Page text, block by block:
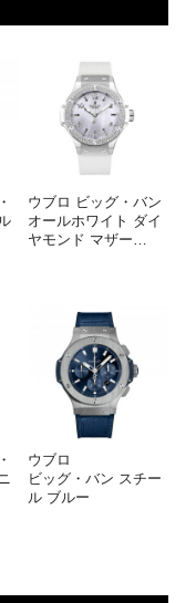
ウブロ ビッグ・バン
オールホワイト ダイ
ヤモンド マザー…
ウブロ
ビッグ・バン スチー
ル ブルー